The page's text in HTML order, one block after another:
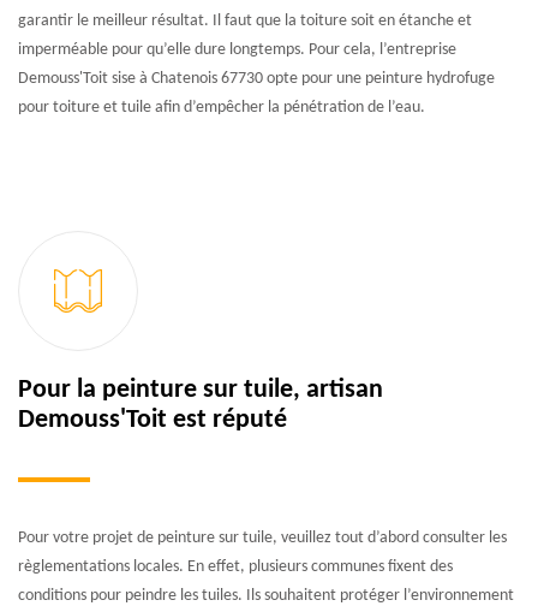
garantir le meilleur résultat. Il faut que la toiture soit en étanche et
imperméable pour qu’elle dure longtemps. Pour cela, l’entreprise
Demouss'Toit sise à Chatenois 67730 opte pour une peinture hydrofuge
pour toiture et tuile afin d’empêcher la pénétration de l’eau.
Pour la peinture sur tuile, artisan
Demouss'Toit est réputé
Pour votre projet de peinture sur tuile, veuillez tout d’abord consulter les
règlementations locales. En effet, plusieurs communes fixent des
conditions pour peindre les tuiles. Ils souhaitent protéger l’environnement